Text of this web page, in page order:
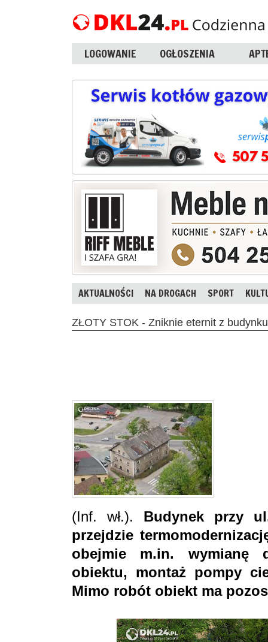
LOGOWANIE OGŁOSZENIA
AKTUALNOŚCI NA DROGACH SPORT
ZŁOTY STOK - Zniknie eternit z
(Inf. wł.). Budynek przy
przejdzie
obejmie m.in. wymianę
obiektu, montaż pompy
Mimo robót obiekt ma